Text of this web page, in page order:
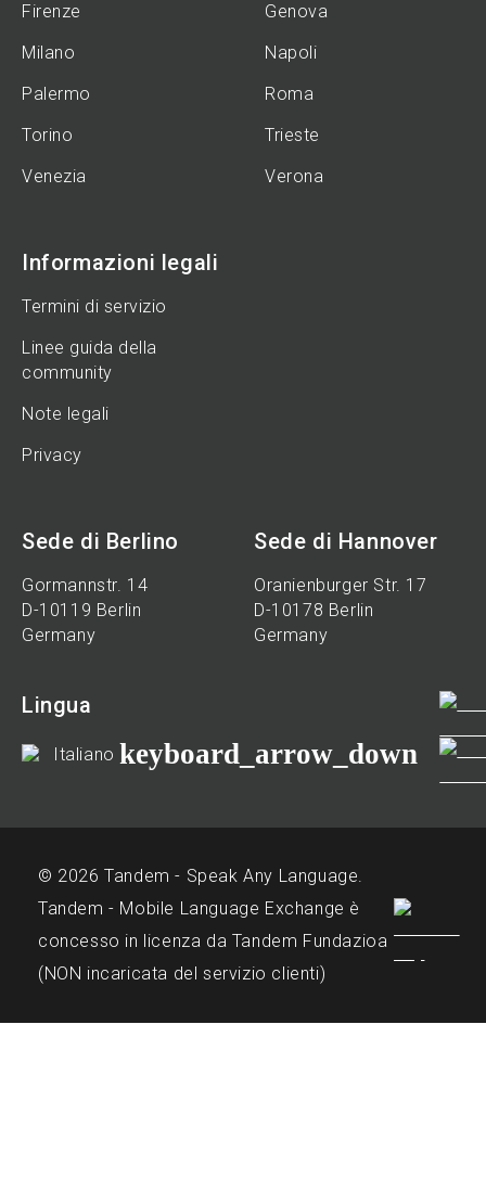
Firenze
Genova
Milano
Napoli
Palermo
Roma
Torino
Trieste
Venezia
Verona
Informazioni legali
Termini di servizio
Linee guida della
community
Note legali
Privacy
Sede di Berlino
Gormannstr. 14
D-10119 Berlin
Germany
Sede di Hannover
Oranienburger Str. 17
D-10178 Berlin
Germany
Lingua
Italiano keyboard_arrow_down
© 2026 Tandem - Speak Any Language.
Tandem - Mobile Language Exchange è
concesso in licenza da Tandem Fundazioa
(NON incaricata del servizio clienti)